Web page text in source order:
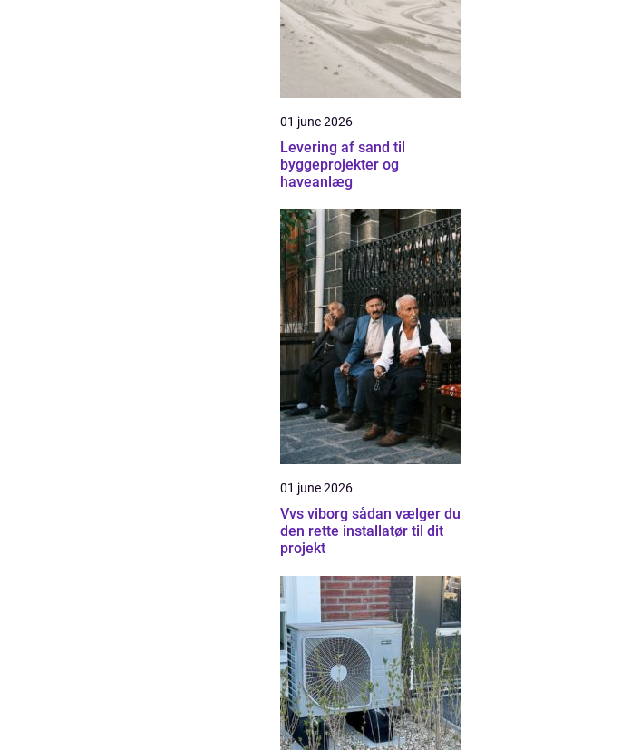
01 june 2026
Levering af sand til
byggeprojekter og
haveanlæg
01 june 2026
Vvs viborg sådan vælger du
den rette installatør til dit
projekt